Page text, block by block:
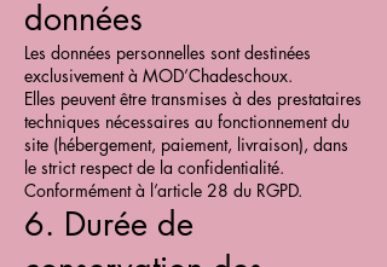
données
Les données personnelles sont destinées
exclusivement à MOD’Chadeschoux.
Elles peuvent être transmises à des prestataires
techniques nécessaires au fonctionnement du
site (hébergement, paiement, livraison), dans
le strict respect de la confidentialité.
Conformément à l’article 28 du RGPD.
6. Durée de